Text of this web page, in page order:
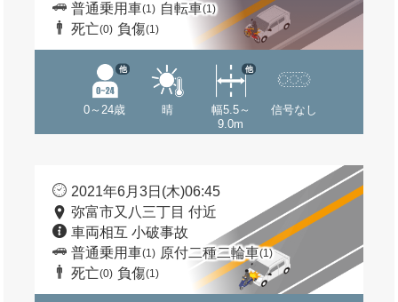
普通乗用車(1) 自転車(1)
死亡(0) 負傷(1)
0～24歳
他
晴
幅5.5～
9.0m
他
信号なし
2021年6月3日(木)06:45
弥富市又八三丁目 付近
車両相互 小破事故
普通乗用車(1) 原付二種二輪車(1)
死亡(0) 負傷(1)